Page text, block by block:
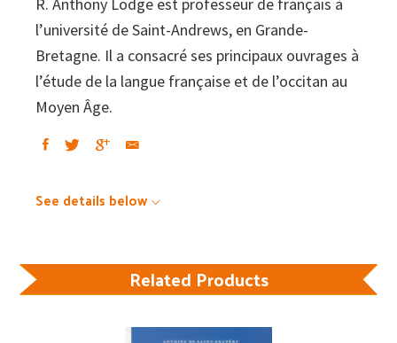
R. Anthony Lodge est professeur de français à
l’université de Saint-Andrews, en Grande-
Bretagne. Il a consacré ses principaux ouvrages à
l’étude de la langue française et de l’occitan au
Moyen Âge.
See details below
Related Products